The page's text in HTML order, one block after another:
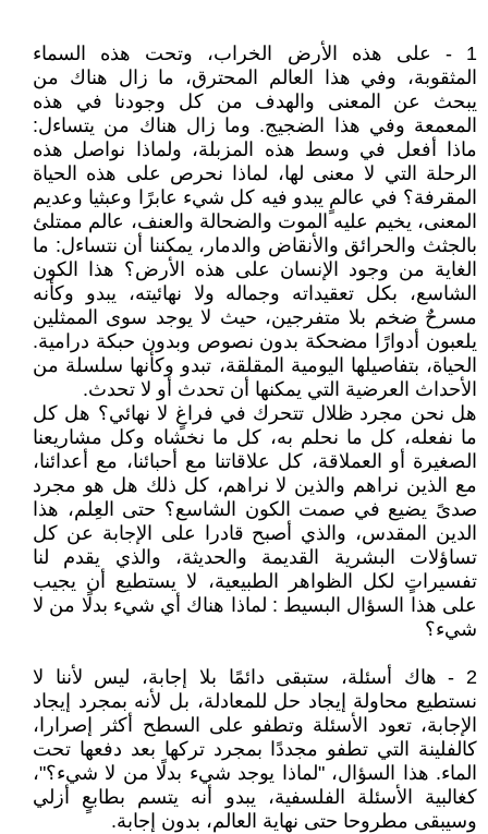
1 - ‏‎على هذه الأرض الخراب، وتحت هذه السماء
المثقوبة، وفي هذا العالم المحترق، ما زال هناك من
يبحث عن المعنى والهدف من كل وجودنا في هذه
المعمعة وفي هذا الضجيج. وما زال هناك من يتساءل:
ماذا أفعل في وسط هذه المزبلة، ولماذا نواصل هذه
الرحلة التي لا معنى لها، لماذا نحرص على هذه الحياة
المقرفة؟ في عالمٍ يبدو فيه كل شيء عابرًا وعبثيا وعديم
المعنى، يخيم عليه الموت والضحالة والعنف، عالم ممتلئ
بالجثث والحرائق والأنقاض والدمار، يمكننا أن نتساءل: ما
الغاية من وجود الإنسان على هذه الأرض؟ هذا الكون
الشاسع، بكل تعقيداته وجماله ولا نهائيته، يبدو وكأنه
مسرحٌ ضخم بلا متفرجين، حيث لا يوجد سوى الممثلين
يلعبون أدوارًا مضحكة بدون نصوص وبدون حبكة درامية.
الحياة، بتفاصيلها اليومية المقلقة، تبدو وكأنها سلسلة من
الأحداث العرضية التي يمكنها أن تحدث أو لا تحدث.
‏‎هل نحن مجرد ظلال تتحرك في فراغٍ لا نهائي؟ هل كل
ما نفعله، كل ما نحلم به، كل ما نخشاه وكل مشاريعنا
الصغيرة أو العملاقة، كل علاقاتنا مع أحبائنا، مع أعدائنا،
مع الذين نراهم والذين لا نراهم، كل ذلك هل هو مجرد
صدىً يضيع في صمت الكون الشاسع؟ حتى العِلم، هذا
الدين المقدس، والذي أصبح قادرا على الإجابة عن كل
تساؤلات البشرية القديمة والحديثة، والذي يقدم لنا
تفسيراتٍ لكل الظواهر الطبيعية، لا يستطيع أن يجيب
على هذا السؤال البسيط : لماذا هناك أي شيء بدلًا من لا
شيء؟
2 - هاك أسئلة، ستبقى دائمًا بلا إجابة، ليس لأننا لا
نستطيع محاولة إيجاد حل للمعادلة، بل لأنه بمجرد إيجاد
الإجابة، تعود الأسئلة وتطفو على السطح أكثر إصرارا،
كالفلينة التي تطفو مجددًا بمجرد تركها بعد دفعها تحت
الماء. هذا السؤال، "لماذا يوجد شيء بدلًا من لا شيء؟"،
كغالبية الأسئلة الفلسفية، يبدو أنه يتسم بطابعٍ أزلي
وسيبقى مطروحا حتى نهاية العالم، بدون إجابة.